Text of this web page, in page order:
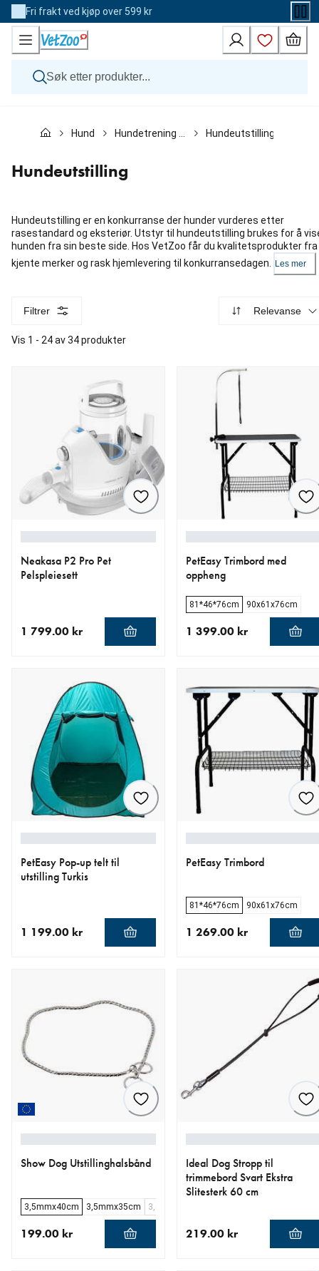
Skip
to
Content
Fri frakt ved kjøp over 599 kr
Katt
Andre dyr
Merker
Hund Hundeutstilling
Hundeutstilling
Hundeutstilling er en konkurranse der hunder vurderes etter
rasestandard og eksteriør. Utstyr til hundeutstilling brukes for å
hunden fra sin beste side. Hos VetZoo får du kvalitetsprodukter fra
kjente merker og rask hjemlevering til konkurransedagen.
Les mer
Filtrer Relevanse
Vis 1 - 24 av 34 produkter
Neakasa P2 Pro Pet
Pelspleiesett
1 799.00 kr
PetEasy Trimbord med
oppheng
81*46*76cm 90x61x76cm
1 399.00 kr
PetEasy Pop-up telt til
utstilling Turkis
1 199.00 kr
PetEasy Trimbord
81*46*76cm 90x61x76cm
1 269.00 kr
Show Dog Utstillinghalsbånd
3,5mmx40cm 3,5mmx35cm 3,5mmx45cm
199.00 kr
Ideal Dog Stropp til
trimmebord Svart Ekstra
Slitesterk 60 cm
219.00 kr